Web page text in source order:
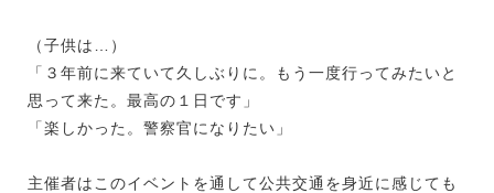
（子供は…）
「３年前に来ていて久しぶりに。もう一度行ってみたいと
思って来た。最高の１日です」
「楽しかった。警察官になりたい」
主催者はこのイベントを通して公共交通を身近に感じても